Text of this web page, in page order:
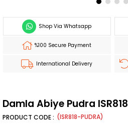
Shop Via Whatsapp
%100 Secure Payment
International Delivery
Damla Abiye Pudra ISR818
(ISR818-PUDRA)